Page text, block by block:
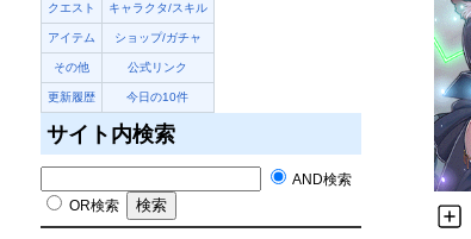
クエスト キャラクタ/スキル
アイテム ショップ/ガチャ
その他 公式リンク
更新履歴 今日の10件
サイト内検索
AND検索
OR検索